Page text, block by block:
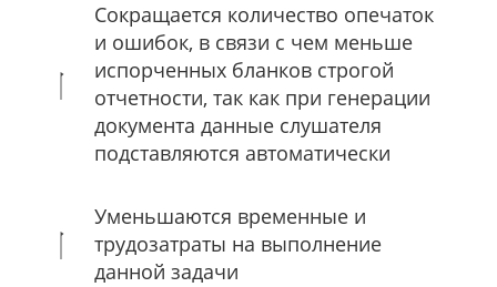
Сокращается количество опечаток
и ошибок, в связи с чем меньше
испорченных бланков строгой
отчетности, так как при генерации
документа данные слушателя
подставляются автоматически
Уменьшаются временные и
трудозатраты на выполнение
данной задачи